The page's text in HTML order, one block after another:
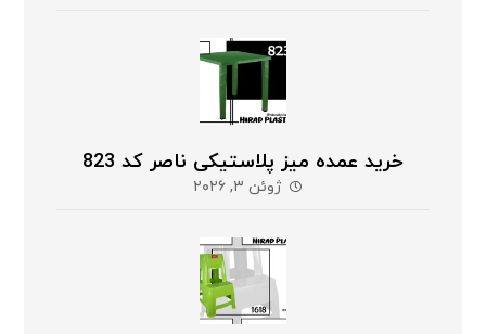
خرید عمده میز پلاستیکی ناصر کد 823
ژوئن ۳, ۲۰۲۶